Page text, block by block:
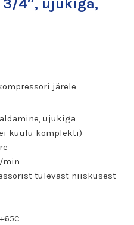
3/4″, ujukiga,
järele
ujukiga
kuulu komplekti)
min
tulevast niiskusest